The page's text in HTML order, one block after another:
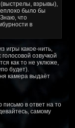
(выстрелы, взрывы),
было бы
Знаю, что
в
игры какое-нить,
озвучкой
как то не уклюже,
будет).
камера выдаёт
в ответ на то
самому